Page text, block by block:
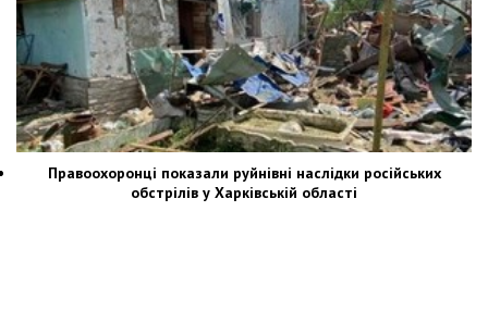
Правоохоронці показали руйнівні наслідки російських
обстрілів у Харківській області